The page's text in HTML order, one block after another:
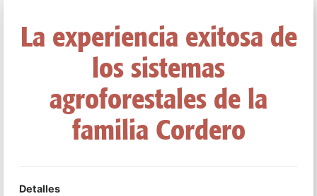
La experiencia exitosa de
los sistemas
agroforestales de la
familia Cordero
Detalles